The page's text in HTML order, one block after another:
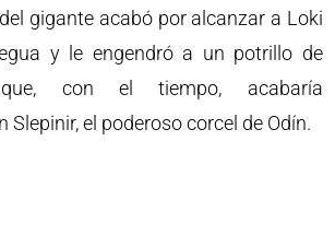
gigante acabó por alcanzar a Loki
y le engendró a un potrillo de
con el tiempo, acabaría
Slepinir, el poderoso corcel de Odín.